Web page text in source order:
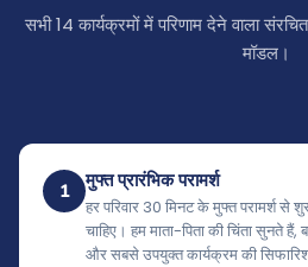
सभी 14 कार्यक्रमों में परिणाम देने वाला
मॉडल।
1 मुफ्त प्रारंभिक परामर्श
हर परिवार 30 मिनट के मुफ्त परामर्श से
चाहिए। हम माता-पिता की चिंता सुनते
और सबसे उपयुक्त कार्यक्रम की